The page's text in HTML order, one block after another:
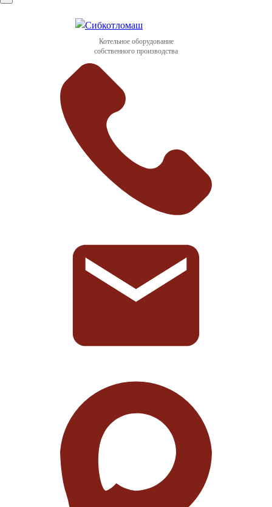
Котельное оборудование
собственного производства